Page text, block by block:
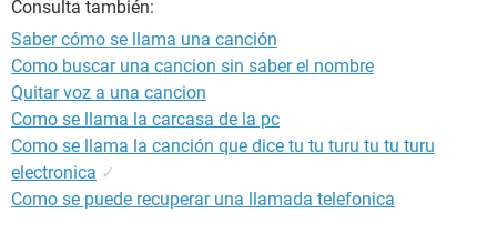
Consulta también:
Saber cómo se llama una canción
Como buscar una cancion sin saber el nombre
Quitar voz a una cancion
Como se llama la carcasa de la pc
Como se llama la canción que dice tu tu turu tu tu turu
electronica ✓
Como se puede recuperar una llamada telefonica